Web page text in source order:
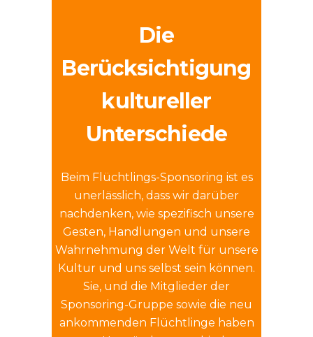
Die
Berücksichtigung
kultureller
Unterschiede
Beim Flüchtlings-Sponsoring ist es
unerlässlich, dass wir darüber
nachdenken, wie spezifisch unsere
Gesten, Handlungen und unsere
Wahrnehmung der Welt für unsere
Kultur und uns selbst sein können.
Sie, und die Mitglieder der
Sponsoring-Gruppe sowie die neu
ankommenden Flüchtlinge haben